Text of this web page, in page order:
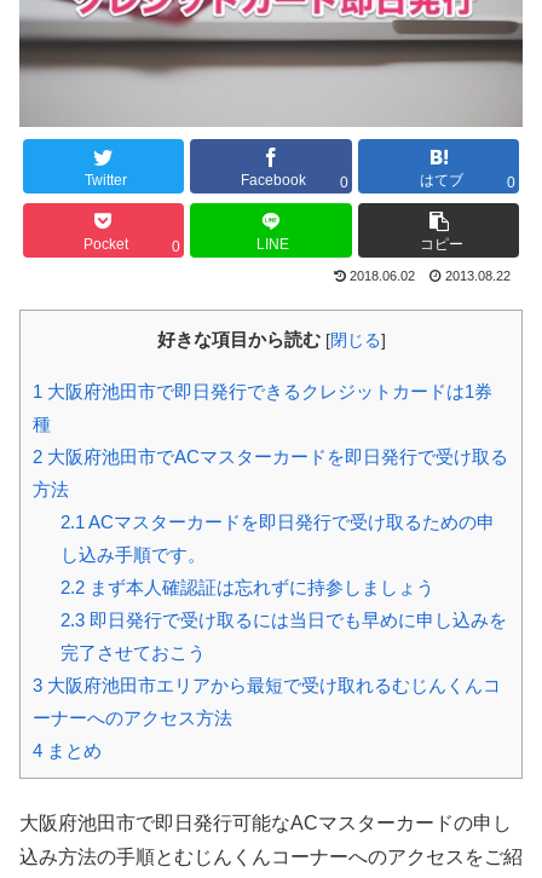
Twitter Facebook 0 はてブ 0
Pocket 0 LINE コピー
2018.06.02 2013.08.22
好きな項目から読む [閉じる]
1 大阪府池田市で即日発行できるクレジットカードは1券
種
2 大阪府池田市でACマスターカードを即日発行で受け取る
方法
2.1 ACマスターカードを即日発行で受け取るための申
し込み手順です。
2.2まず本人確認証は忘れずに持参しましょう
2.3即日発行で受け取るには当日でも早めに申し込みを
完了させておこう
3 大阪府池田市エリアから最短で受け取れるむじんくんコ
ーナーへのアクセス方法
4 まとめ
大阪府池田市で即日発行可能なACマスターカードの申し
込み方法の手順とむじんくんコーナーへのアクセスをご紹